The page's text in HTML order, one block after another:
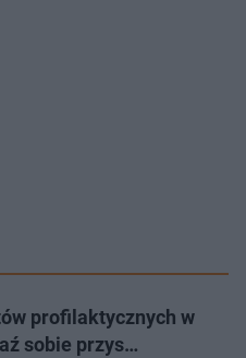
profilaktycznych w
sobie przys…